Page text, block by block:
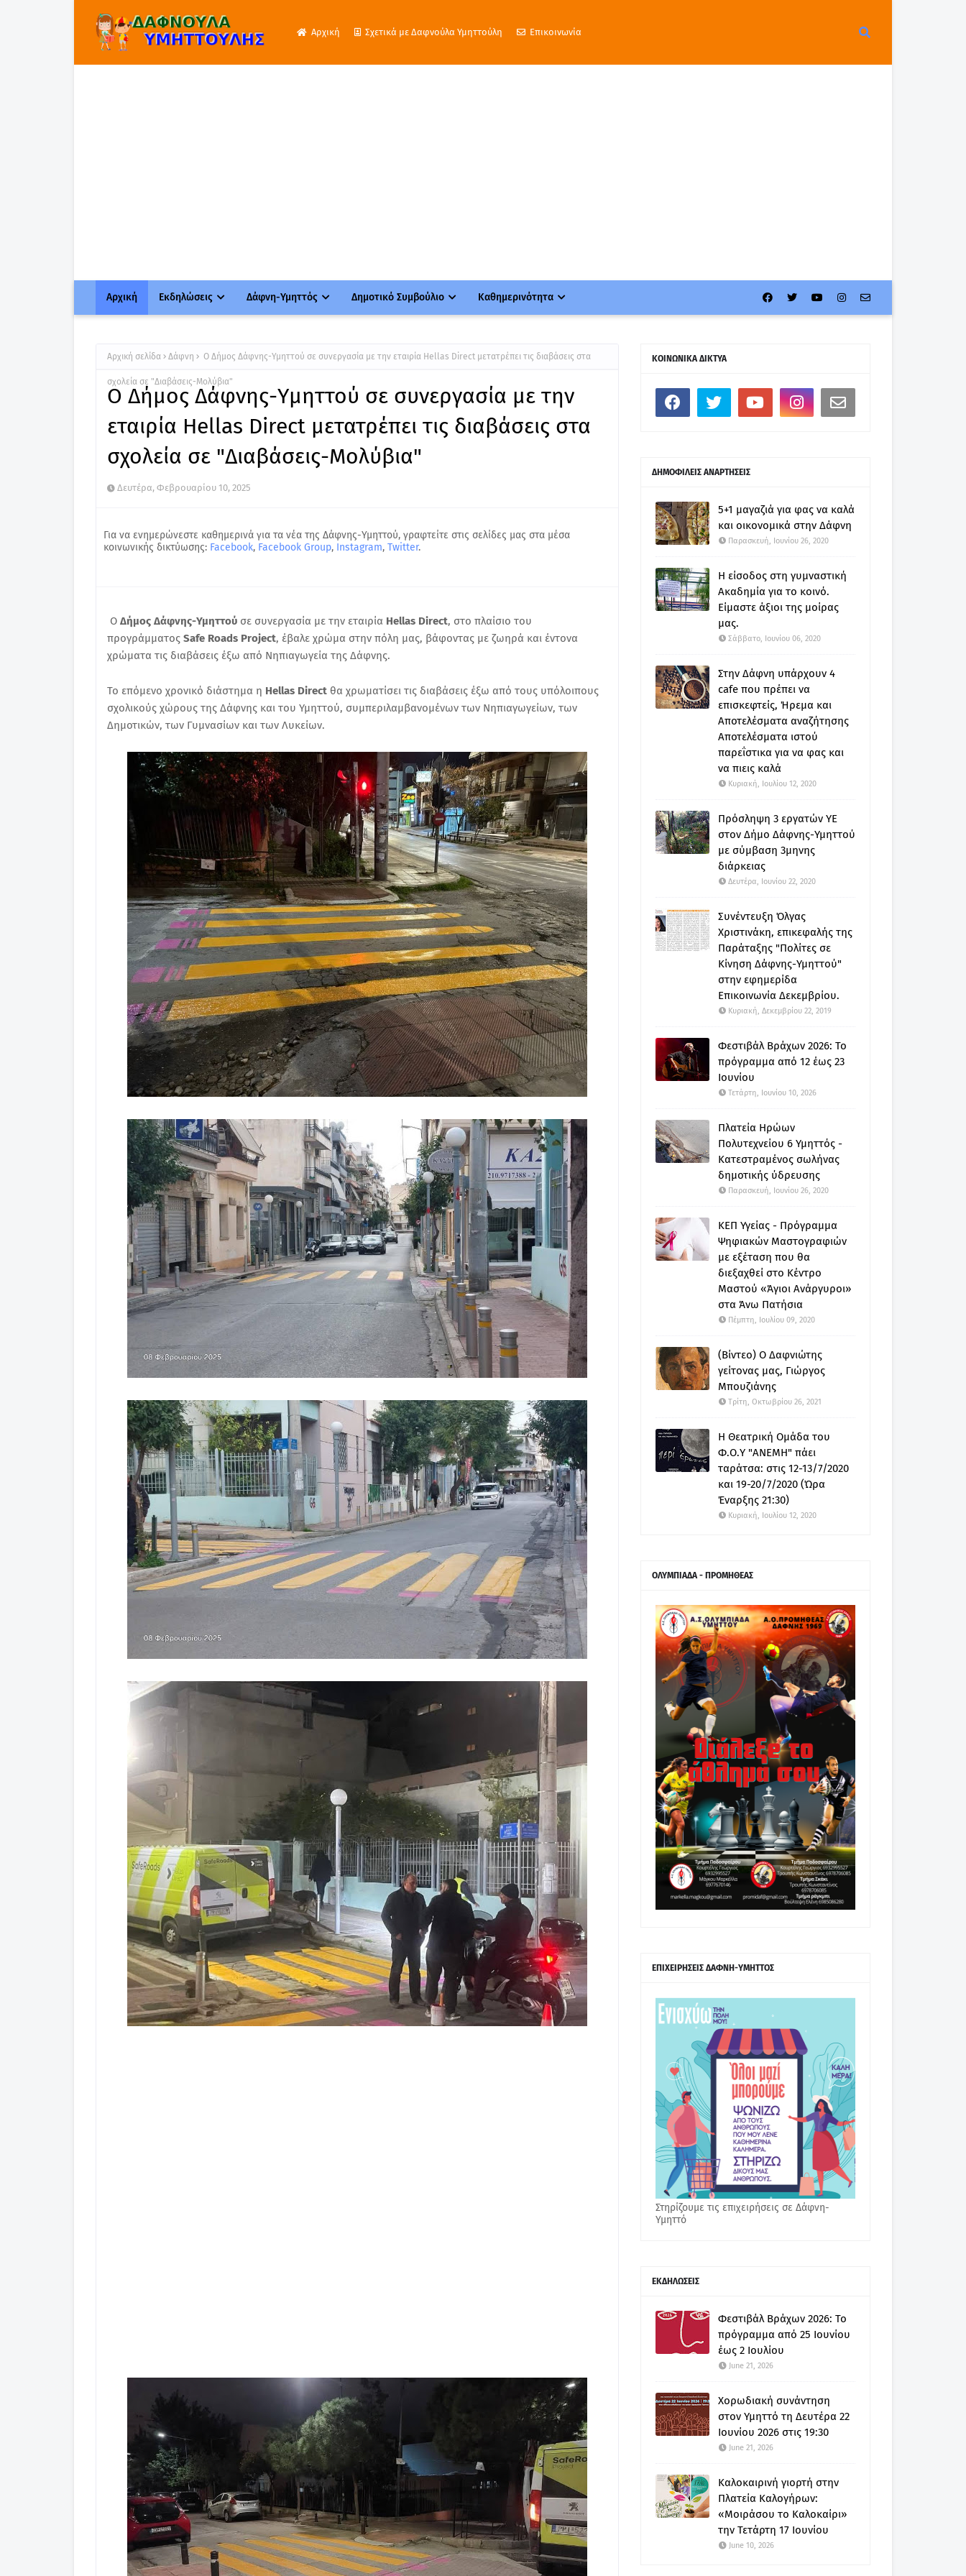
Αρχική Σχετικά με Δαφνούλα Υμηττούλη Επικοινωνία
Αρχική Εκδηλώσεις Δάφνη-Υμηττός Δημοτικό Συμβούλιο Καθημερινότητα
Αρχική σελίδα Δάφνη Ο Δήμος Δάφνης-Υμηττού σε συνεργασία με την εταιρία Hellas Direct μετατρέπει τις διαβάσεις στα
σχολεία σε "Διαβάσεις-Μολύβια"
Ο Δήμος Δάφνης-Υμηττού σε συνεργασία με την
εταιρία Hellas Direct μετατρέπει τις διαβάσεις στα
σχολεία σε "Διαβάσεις-Μολύβια"
Δευτέρα, Φεβρουαρίου 10, 2025
Για να ενημερώνεστε καθημερινά για τα νέα της Δάφνης-Υμηττού, γραφτείτε στις σελίδες μας στα μέσα
κοινωνικής δικτύωσης: Facebook, Facebook Group, Instagram, Twitter.
Ο Δήμος Δάφνης-Υμηττού σε συνεργασία με την εταιρία Hellas Direct, στο πλαίσιο του
προγράμματος Safe Roads Project, έβαλε χρώμα στην πόλη μας, βάφοντας με ζωηρά και έντονα
χρώματα τις διαβάσεις έξω από Νηπιαγωγεία της Δάφνης.
Το επόμενο χρονικό διάστημα η Hellas Direct θα χρωματίσει τις διαβάσεις έξω από τους υπόλοιπους
σχολικούς χώρους της Δάφνης και του Υμηττού, συμπεριλαμβανομένων των Νηπιαγωγείων, των
Δημοτικών, των Γυμνασίων και των Λυκείων.
ΚΟΙΝΩΝΙΚΑ ΔΙΚΤΥΑ
ΔΗΜΟΦΙΛΕΙΣ ΑΝΑΡΤΗΣΕΙΣ
5+1 μαγαζιά για φας να καλά
και οικονομικά στην Δάφνη
Παρασκευή, Ιουνίου 26, 2020
Η είσοδος στη γυμναστική
Ακαδημία για το κοινό.
Είμαστε άξιοι της μοίρας
μας.
Σάββατο, Ιουνίου 06, 2020
Στην Δάφνη υπάρχουν 4
cafe που πρέπει να
επισκεφτείς, Ήρεμα και
Αποτελέσματα αναζήτησης
Αποτελέσματα ιστού
παρεΐστικα για να φας και
να πιεις καλά
Κυριακή, Ιουλίου 12, 2020
Πρόσληψη 3 εργατών ΥΕ
στον Δήμο Δάφνης-Υμηττού
με σύμβαση 3μηνης
διάρκειας
Δευτέρα, Ιουνίου 22, 2020
Συνέντευξη Όλγας
Χριστινάκη, επικεφαλής της
Παράταξης "Πολίτες σε
Κίνηση Δάφνης-Υμηττού"
στην εφημερίδα
Επικοινωνία Δεκεμβρίου.
Κυριακή, Δεκεμβρίου 22, 2019
Φεστιβάλ Βράχων 2026: Το
πρόγραμμα από 12 έως 23
Ιουνίου
Τετάρτη, Ιουνίου 10, 2026
Πλατεία Ηρώων
Πολυτεχνείου 6 Υμηττός -
Κατεστραμένος σωλήνας
δημοτικής ύδρευσης
Παρασκευή, Ιουνίου 26, 2020
ΚΕΠ Υγείας - Πρόγραμμα
Ψηφιακών Μαστογραφιών
με εξέταση που θα
διεξαχθεί στο Κέντρο
Μαστού «Άγιοι Ανάργυροι»
στα Άνω Πατήσια
Πέμπτη, Ιουλίου 09, 2020
(Βίντεο) Ο Δαφνιώτης
γείτονας μας, Γιώργος
Μπουζιάνης
Τρίτη, Οκτωβρίου 26, 2021
Η Θεατρική Ομάδα του
Φ.Ο.Υ "ΑΝΕΜΗ" πάει
ταράτσα: στις 12-13/7/2020
και 19-20/7/2020 (Ώρα
Έναρξης 21:30)
Κυριακή, Ιουλίου 12, 2020
ΟΛΥΜΠΙΑΔΑ - ΠΡΟΜΗΘΕΑΣ
ΕΠΙΧΕΙΡΗΣΕΙΣ ΔΑΦΝΗ-ΥΜΗΤΤΟΣ
Στηρίζουμε τις επιχειρήσεις σε Δάφνη-
Υμηττό
ΕΚΔΗΛΩΣΕΙΣ
Φεστιβάλ Βράχων 2026: Το
πρόγραμμα από 25 Ιουνίου
έως 2 Ιουλίου
June 21, 2026
Χορωδιακή συνάντηση
στον Υμηττό τη Δευτέρα 22
Ιουνίου 2026 στις 19:30
June 21, 2026
Καλοκαιρινή γιορτή στην
Πλατεία Καλογήρων:
«Μοιράσου το Καλοκαίρι»
την Τετάρτη 17 Ιουνίου
June 10, 2026